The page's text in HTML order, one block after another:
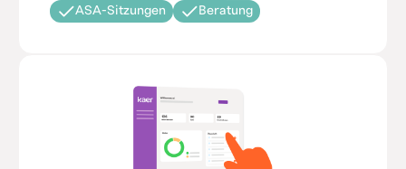
ASA-Sitzungen
Beratung